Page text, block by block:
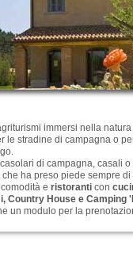
immersi nella natura
le stradine di campagna o
di campagna, casali
ha preso piede sempre
e ristoranticon
Country House e Camping
un modulo per la